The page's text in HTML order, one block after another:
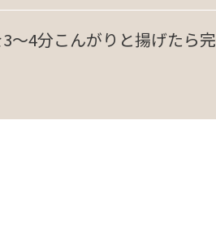
～4分こんがりと揚げたら完